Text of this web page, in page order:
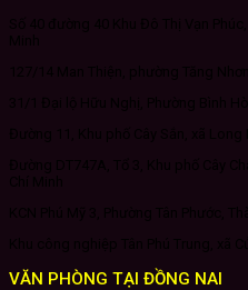
VĂN PHÒNG TẠI ĐỒNG NAI